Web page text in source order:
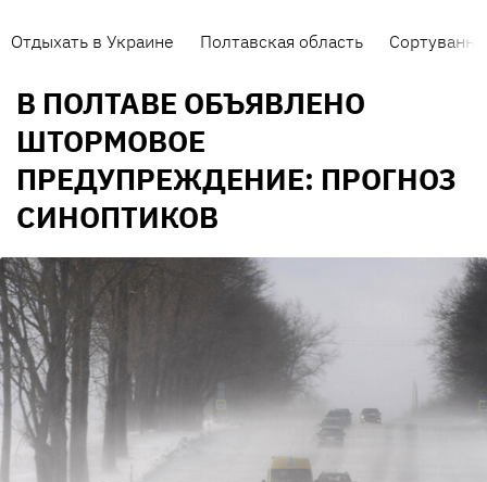
Отдыхать в Украине Полтавская область Сортування
В ПОЛТАВЕ ОБЪЯВЛЕНО
ШТОРМОВОЕ
ПРЕДУПРЕЖДЕНИЕ: ПРОГНОЗ
СИНОПТИКОВ